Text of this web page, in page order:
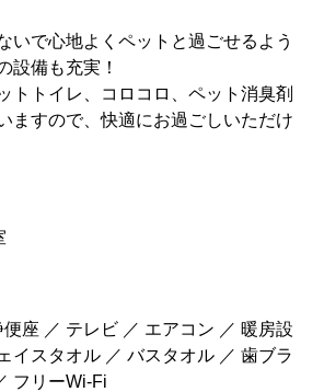
いで心地よくペットと過ごせるよう
設備も充実！
トトイレ、コロコロ、ペット消臭剤
ますので、快適にお過ごしいただけ
便座 ／ テレビ ／ エアコン ／ 暖房設
イスタオル ／ バスタオル ／ 歯ブラ
フリーWi-Fi